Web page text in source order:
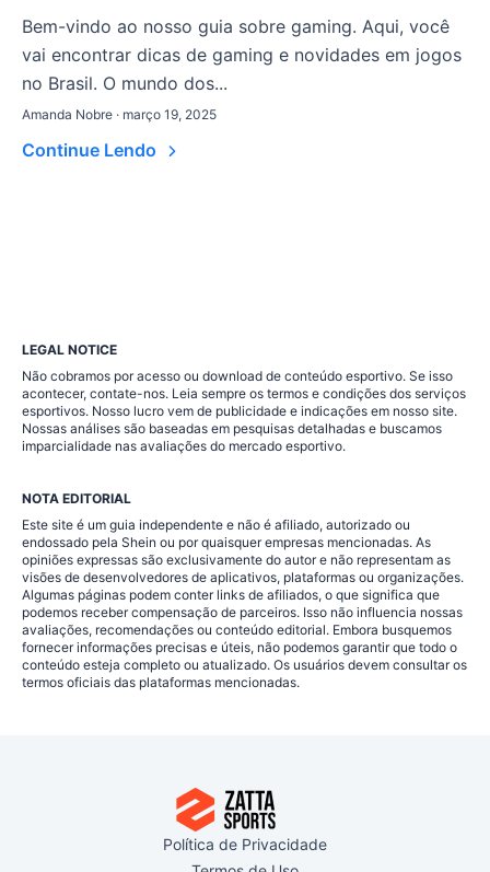
Bem-vindo ao nosso guia sobre gaming. Aqui, você
vai encontrar dicas de gaming e novidades em jogos
no Brasil. O mundo dos...
Amanda Nobre · março 19, 2025
Continue Lendo
LEGAL NOTICE
Não cobramos por acesso ou download de conteúdo esportivo. Se isso
acontecer, contate-nos. Leia sempre os termos e condições dos serviços
esportivos. Nosso lucro vem de publicidade e indicações em nosso site.
Nossas análises são baseadas em pesquisas detalhadas e buscamos
imparcialidade nas avaliações do mercado esportivo.
NOTA EDITORIAL
Este site é um guia independente e não é afiliado, autorizado ou
endossado pela Shein ou por quaisquer empresas mencionadas. As
opiniões expressas são exclusivamente do autor e não representam as
visões de desenvolvedores de aplicativos, plataformas ou organizações.
Algumas páginas podem conter links de afiliados, o que significa que
podemos receber compensação de parceiros. Isso não influencia nossas
avaliações, recomendações ou conteúdo editorial. Embora busquemos
fornecer informações precisas e úteis, não podemos garantir que todo o
conteúdo esteja completo ou atualizado. Os usuários devem consultar os
termos oficiais das plataformas mencionadas.
Política de Privacidade